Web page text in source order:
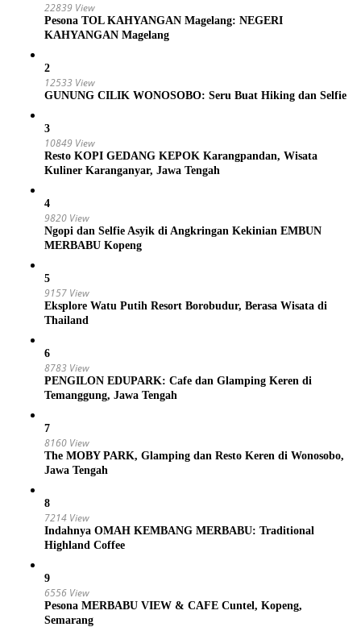
22839 View
Pesona TOL KAHYANGAN Magelang: NEGERI
KAHYANGAN Magelang
2
12533 View
GUNUNG CILIK WONOSOBO: Seru Buat Hiking dan Selfie
3
10849 View
Resto KOPI GEDANG KEPOK Karangpandan, Wisata
Kuliner Karanganyar, Jawa Tengah
4
9820 View
Ngopi dan Selfie Asyik di Angkringan Kekinian EMBUN
MERBABU Kopeng
5
9157 View
Eksplore Watu Putih Resort Borobudur, Berasa Wisata di
Thailand
6
8783 View
PENGILON EDUPARK: Cafe dan Glamping Keren di
Temanggung, Jawa Tengah
7
8160 View
The MOBY PARK, Glamping dan Resto Keren di Wonosobo,
Jawa Tengah
8
7214 View
Indahnya OMAH KEMBANG MERBABU: Traditional
Highland Coffee
9
6556 View
Pesona MERBABU VIEW & CAFE Cuntel, Kopeng,
Semarang